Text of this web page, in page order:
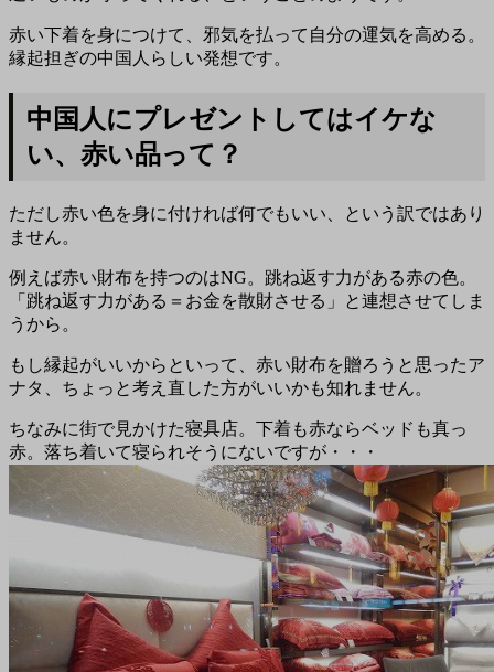
赤い下着を身につけて、邪気を払って自分の運気を高める。
縁起担ぎの中国人らしい発想です。
中国人にプレゼントしてはイケな
い、赤い品って？
ただし赤い色を身に付ければ何でもいい、という訳ではあり
ません。
例えば赤い財布を持つのはNG。跳ね返す力がある赤の色。
「跳ね返す力がある＝お金を散財させる」と連想させてしま
うから。
もし縁起がいいからといって、赤い財布を贈ろうと思ったア
ナタ、ちょっと考え直した方がいいかも知れません。
ちなみに街で見かけた寝具店。下着も赤ならベッドも真っ
赤。落ち着いて寝られそうにないですが・・・